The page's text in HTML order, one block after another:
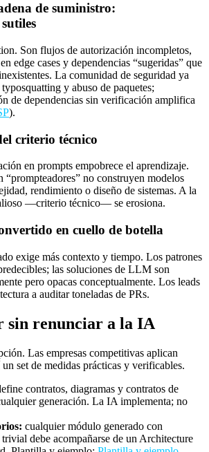
de suministro:
Son flujos de autorización incompletos,
edge cases y dependencias “sugeridas” que
La comunidad de seguridad ya
y abuso de paquetes;
de dependencias sin verificación amplifica
).
criterio técnico
en prompts empobrece el aprendizaje.
“prompteadores” no construyen modelos
rendimiento o diseño de sistemas. A la
—criterio técnico— se erosiona.
en cuello de botella
exige más contexto y tiempo. Los patrones
las soluciones de LLM son
pero opacas conceptualmente. Los leads
a auditar toneladas de PRs.
sin renunciar a la IA
Las empresas competitivas aplican
set de medidas prácticas y verificables.
contratos, diagramas y contratos de
generación. La IA implementa; no
cualquier módulo generado con
debe acompañarse de un Architecture